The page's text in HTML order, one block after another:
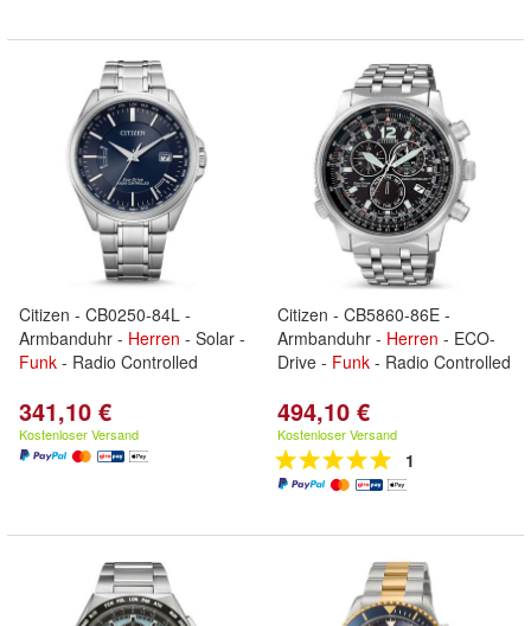
Citizen - CB0250-84L -
Armbanduhr - Herren - Solar -
Funk - Radio Controlled
341,10 €
Kostenloser Versand
Citizen - CB5860-86E -
Armbanduhr - Herren - ECO-
Drive - Funk - Radio Controlled
494,10 €
Kostenloser Versand
1